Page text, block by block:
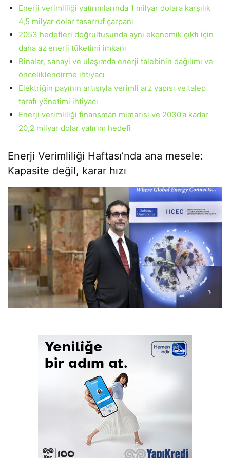
Enerji verimliliği yatırımlarında 1 milyar dolara karşılık
4,5 milyar dolar tasarruf çarpanı
2053 hedefleri doğrultusunda aynı ekonomik çıktı için
daha az enerji tüketimi imkanı
Binalar, sanayi ve ulaşımda enerji talebinin dağılımı ve
önceliklendirme ihtiyacı
Elektriğin payının artışıyla verimli arz yapısı ve talep
tarafı yönetimi ihtiyacı
Enerji verimliliği finansman mimarisi ve 2030’a kadar
20,2 milyar dolar yatırım hedefi
Enerji Verimliliği Haftası’nda ana mesele:
Kapasite değil, karar hızı